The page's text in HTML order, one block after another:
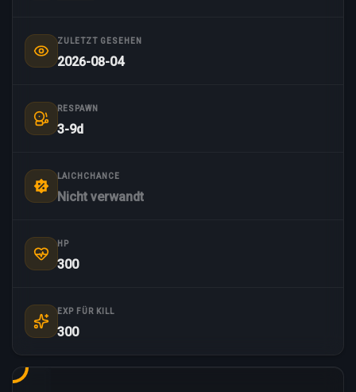
ZULETZT GESEHEN
2026-08-04
RESPAWN
3-9d
LAICHCHANCE
Nicht verwandt
HP
300
EXP FÜR KILL
300